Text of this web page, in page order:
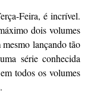
Feira, é incrível.
dois volumes
lançando tão
série conhecida
todos os volumes